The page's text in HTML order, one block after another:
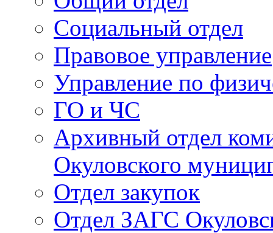
Социальный отдел
Правовое управление
Управление по
ГО и ЧС
Архивный отдел
Окуловского
Отдел закупок
Отдел ЗАГС